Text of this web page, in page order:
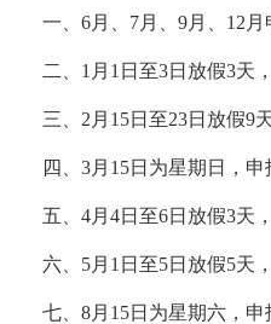
一、6月、7月、9月、12月
二、1月1日至3日放假3天
三、2月15日至23日放假9
四、3月15日为星期日，申
五、4月4日至6日放假3天
六、5月1日至5日放假5天
七、8月15日为星期六，申